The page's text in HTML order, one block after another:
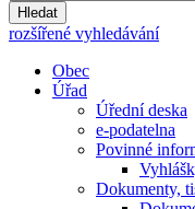
Hledat
rozšířené vyhledávání
Obec
Úřad
Úřední deska
e-podatelna
Povinné
Dokumenty,